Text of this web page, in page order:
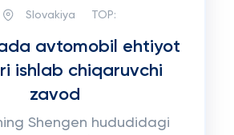
Slovakiya TOP:
avtomobil ehtiyot
ishlab chiqaruvchi
zavod
Shengen hududidagi